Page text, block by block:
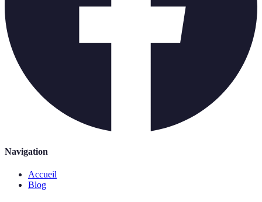
Navigation
Accueil
Blog